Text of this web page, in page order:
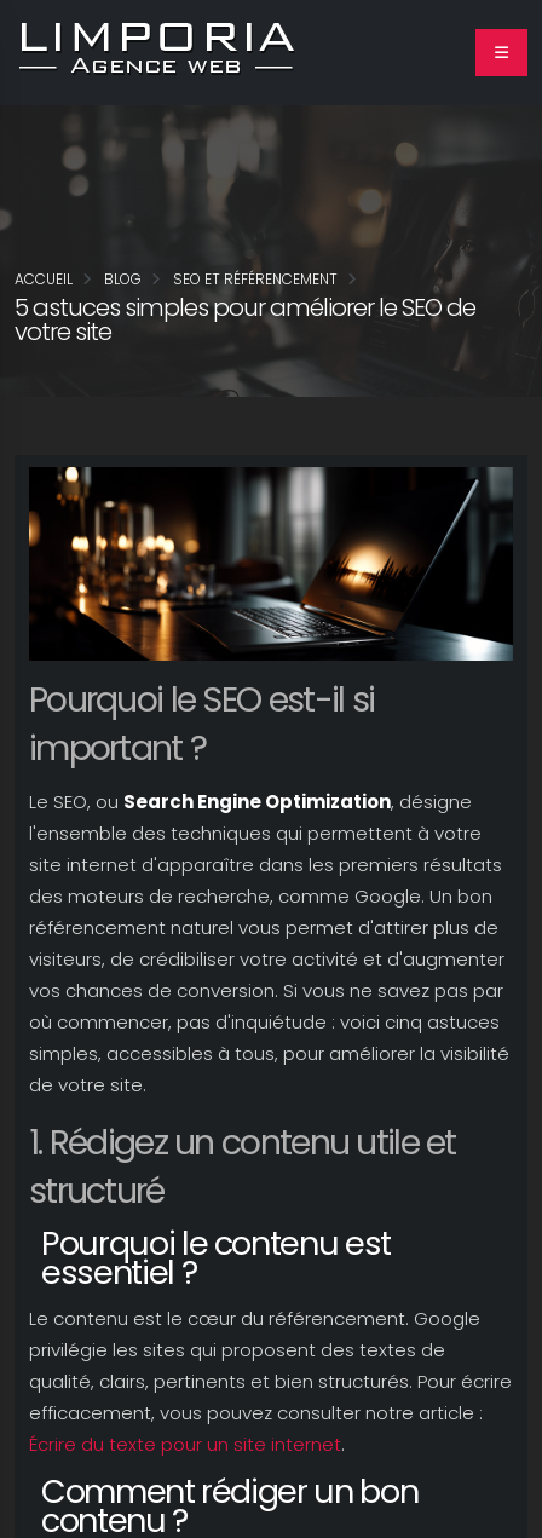
5 astuces simples pour améliorer le SEO de
votre site
ACCUEIL BLOG SEO ET RÉFÉRENCEMENT
Pourquoi le SEO est-il si
important ?
Le SEO, ou Search Engine Optimization, désigne
l'ensemble des techniques qui permettent à votre
site internet d'apparaître dans les premiers résultats
des moteurs de recherche, comme Google. Un bon
référencement naturel vous permet d'attirer plus de
visiteurs, de crédibiliser votre activité et d'augmenter
vos chances de conversion. Si vous ne savez pas par
où commencer, pas d'inquiétude : voici cinq astuces
simples, accessibles à tous, pour améliorer la visibilité
de votre site.
1. Rédigez un contenu utile et
structuré
Pourquoi le contenu est
essentiel ?
Le contenu est le cœur du référencement. Google
privilégie les sites qui proposent des textes de
qualité, clairs, pertinents et bien structurés. Pour écrire
efficacement, vous pouvez consulter notre article :
Écrire du texte pour un site internet.
Comment rédiger un bon
contenu ?